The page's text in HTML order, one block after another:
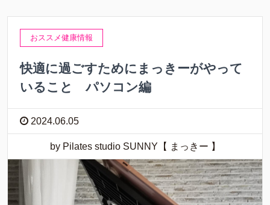
おススメ健康情報
快適に過ごすためにまっきーがやって
いること パソコン編
2024.06.05
by Pilates studio SUNNY【 まっきー 】